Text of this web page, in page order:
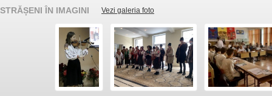
STRĂȘENI ÎN IMAGINI Vezi galeria foto